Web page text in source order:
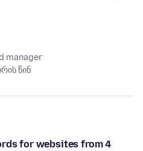
manager
წინ
for websites from 4